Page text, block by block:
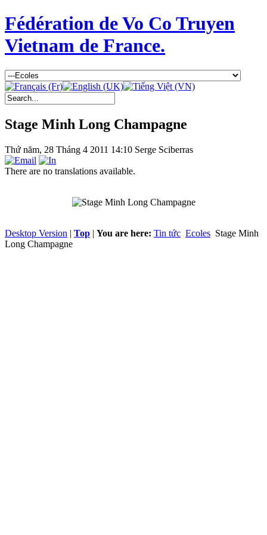
Fédération de Vo Co Truyen
Vietnam de France.
Stage Minh Long Champagne
Thứ năm, 28 Tháng 4 2011 14:10 Serge Sciberras
There are no translations available.
Desktop Version | Top | You are here: Tin tức Ecoles Stage Minh
Long Champagne